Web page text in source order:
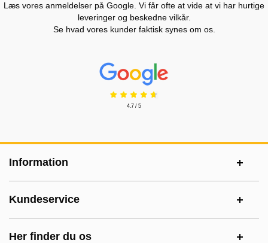
Læs vores anmeldelser på Google. Vi får ofte at vide at vi har hurtige
leveringer og beskedne vilkår.
Se hvad vores kunder faktisk synes om os.
Prisjakt Anmeldelser: 4.7 Stjerne
4.7 / 5
Information
Kundeservice
Her finder du os